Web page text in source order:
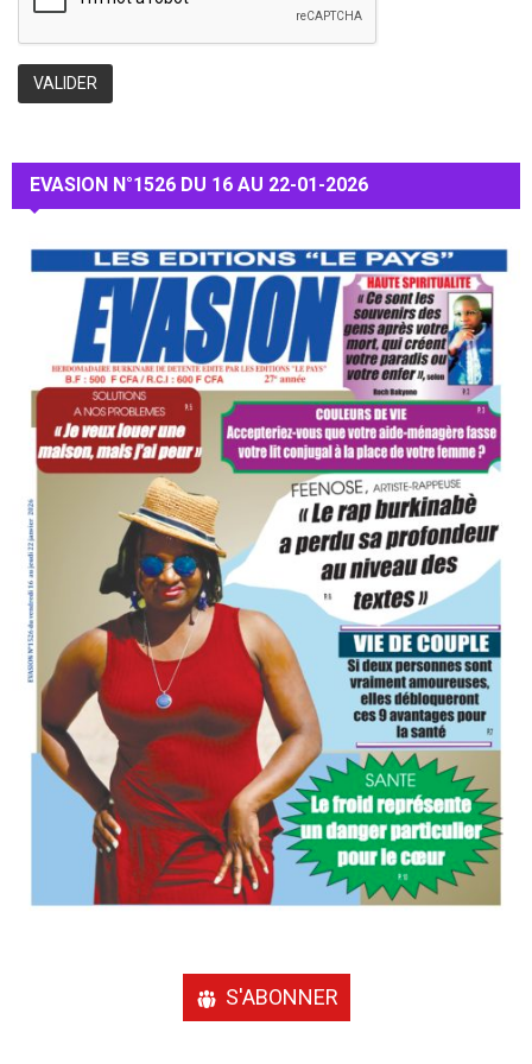
EVASION N°1526 DU 16 AU 22-01-2026
S'ABONNER